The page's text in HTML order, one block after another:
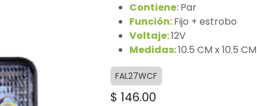
Contiene:Par
Función:Fijo + estrobo
Voltaje:12V
Medidas:10.5 CM x 10.5 CM
FAL27WCF
$ 146.00